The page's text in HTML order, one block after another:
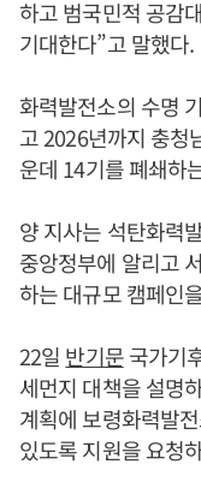
하고 범국민적 공감
기대한다”고 말했다.
화력발전소의 수명
고 2026년까지 충청
운데 14기를 폐쇄하
양 지사는 석탄화력
중앙정부에 알리고
하는 대규모 캠페인
22일 반기문국가기
세먼지 대책을 설명
계획에 보령화력발
있도록 지원을 요청